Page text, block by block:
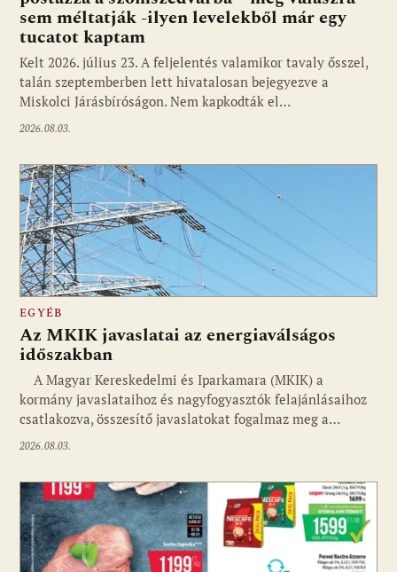
sem méltatják -ilyen levelekből már egy
tucatot kaptam
Kelt 2026. július 23. A feljelentés valamikor tavaly ősszel,
talán szeptemberben lett hivatalosan bejegyezve a
Miskolci Járásbíróságon. Nem kapkodták el…
2026.08.03.
EGYÉB
Az MKIK javaslatai az energiaválságos
időszakban
A Magyar Kereskedelmi és Iparkamara (MKIK) a
kormány javaslataihoz és nagyfogyasztók felajánlásaihoz
csatlakozva, összesítő javaslatokat fogalmaz meg a…
2026.08.03.